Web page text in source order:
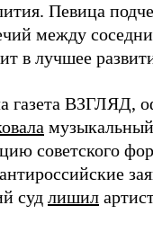
Певица
между
в лучшее
газета ВЗГЛЯД,
советского
антироссийские
суд лишил